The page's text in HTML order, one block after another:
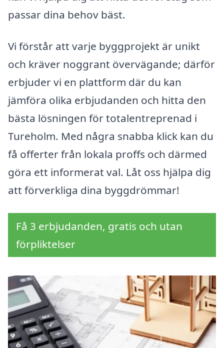
passar dina behov bäst.
Vi förstår att varje byggprojekt är unikt
och kräver noggrant övervägande; därför
erbjuder vi en plattform där du kan
jämföra olika erbjudanden och hitta den
bästa lösningen för totalentreprenad i
Tureholm. Med några snabba klick kan du
få offerter från lokala proffs och därmed
göra ett informerat val. Låt oss hjälpa dig
att förverkliga dina byggdrömmar!
Få 3 erbjudanden, gratis och utan
förpliktelser